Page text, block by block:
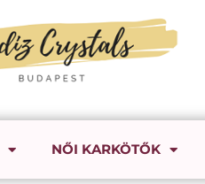
NŐI KARKÖTŐK